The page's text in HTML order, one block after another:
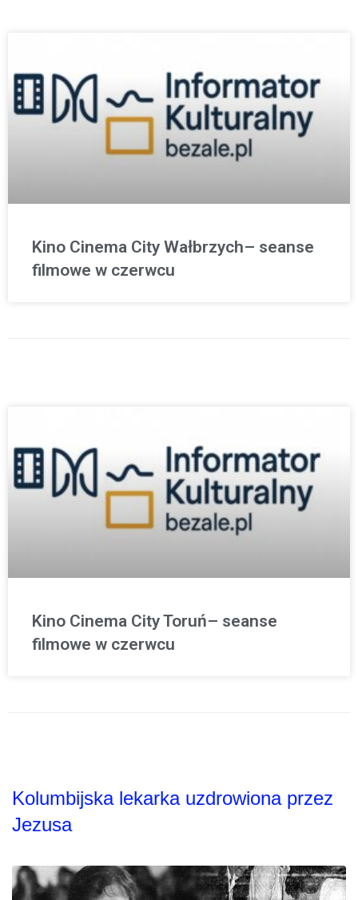
Kino Cinema City Wałbrzych– seanse
filmowe w czerwcu
Kino Cinema City Toruń– seanse
filmowe w czerwcu
Kolumbijska lekarka uzdrowiona przez
Jezusa